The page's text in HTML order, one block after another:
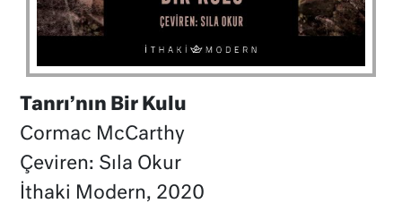
Tanrı’nın Bir Kulu
Cormac McCarthy
Çeviren: Sıla Okur
İthaki Modern, 2020